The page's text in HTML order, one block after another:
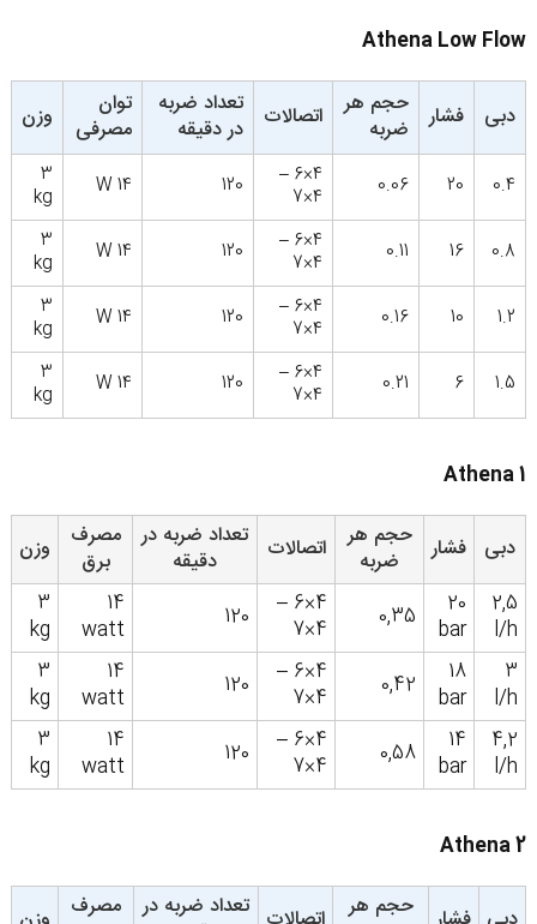
Athena Low Flow
دبی فشار
حجم هر
ضربه
اتصالات
تعداد ضربه
در دقیقه
توان
مصرفی
وزن
0.4
20
0.06
4×6 –
4×7
120
14 W
3
kg
0.8
16
0.11
4×6 –
4×7
120
14 W
3
kg
1.2
10
0.16
4×6 –
4×7
120
14 W
3
kg
1.5
6
0.21
4×6 –
4×7
120
14 W
3
kg
Athena 1
دبی فشار
حجم هر
ضربه
اتصالات
تعداد ضربه در
دقیقه
مصرف
برق
وزن
2,5
l/h
20
bar
0,35
4×6 –
4×7
120
14
watt
3
kg
3
l/h
18
bar
0,42
4×6 –
4×7
120
14
watt
3
kg
4,2
l/h
14
bar
0,58
4×6 –
4×7
120
14
watt
3
kg
Athena 2
حجم هر
تعداد ضربه در
مصرف